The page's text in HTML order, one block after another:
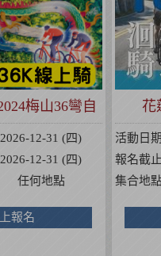
梅山36彎自
挑戰賽
2026-12-31 (四)
2026-12-31 (四)
任何地點
報名
花
活動日期
報名截止
集合地點